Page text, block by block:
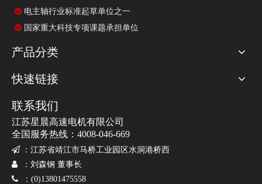
 电主轴行业标准起草单位之一
 国家重大科技专项课题承担单位
产品分类
快速链接
联系我们
江苏星晨高速电机有限公司
全国服务热线：4008-046-669
 ： 江苏省靖江市马桥工业园区水洞港桥西
 ：刘森钢 董事长
 ：(0)13801475558